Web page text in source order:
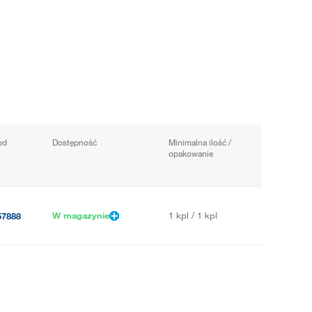
Dostępność
Minimalna ilość /
opakowanie
W magazynie 1 kpl / 1 kpl